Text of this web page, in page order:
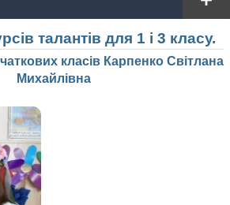
талантів для 1 і 3 класу.
класів Карпенко Світлана
Михайлівна